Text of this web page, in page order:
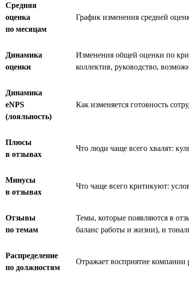
Средняя
оценка
по месяцам
График изменения средней
Динамика
оценки
Изменения общей оценки по
коллектив, руководство,
Динамика
eNPS
(лояльность)
Как изменяется готовность
Плюсы
в отзывах
Что люди чаще всего хвалят:
Минусы
в отзывах
Что чаще всего критикуют:
Отзывы
по темам
Темы, которые появляются в
баланс работы и жизни), и
Распределение
по должностям
Отражает восприятие